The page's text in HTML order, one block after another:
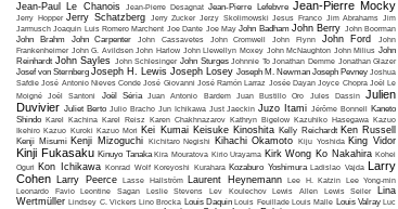
Jean-Paul Le Chanois Jean-Pierre Desagnat Jean-Pierre Lefebvre Jean-Pierre Mocky
Jerry Hopper Jerry Schatzberg Jerry Zucker Jerzy Skolimowski Jesus Franco Jim Abrahams Jim
Jarmusch Joaquin Luis Romero Marchent Joe Dante Joe May John Badham John Berry John Boorman
John Brahm
John Carpenter John Cassavetes John Cromwell John Flynn John Ford
John
Frankenheimer John G. Avildsen John Harlow John Llewellyn Moxey John McNaughton John Milius John
Reinhardt John Sayles John Schlesinger John Sturges Johnnie To Jonathan Demme Jonathan Glazer
Josef von Sternberg Joseph H. Lewis Joseph Losey Joseph M. Newman Joseph Pevney Joshua
Safdie José Antonio Nieves Conde José Giovanni José Ramón Larraz Josée Dayan Joyce Chopra Joël Le
Moigné Joël Santoni Joël Séria Juan Antonio Bardem Juan Bustillo Oro Jules Dassin Julien
Duvivier Juliet Berto Julio Bracho Jun Ichikawa Just Jaeckin Juzo Itami Jérôme Bonnell Kaneto
Shindo Karel Kachina Karel Reisz Karen Chakhnazarov Kathryn Bigelow Kazuhiko Hasegawa Kazuo
Ikehiro Kazuo Kuroki Kazuo Mori Kei Kumai Keisuke Kinoshita Kelly Reichardt Ken Russell
Kenji Misumi Kenji Mizoguchi Kichitaro Negishi Kihachi Okamoto Kiju Yoshida King Vidor
Kinji Fukasaku Kinuyo Tanaka Kira Mouratova Kirio Urayama Kirk Wong Ko Nakahira Kohei
Oguri Kon Ichikawa Konrad Wolf Koreyoshi Kurahara Kozaburo Yoshimura Ladislao Vajda Larry
Cohen Larry Peerce Lasse Hallström Laurent Heynemann Lee H. Katzin Lee Yong-min
Leonardo Favio
Leontine Sagan Leslie Stevens Lev Koulechov Lewis Allen Lewis Seiler
Lina
Wertmüller Lindsey C. Vickers Lino Brocka Louis Daquin Louis Feuillade Louis Malle Louis Valray Luc